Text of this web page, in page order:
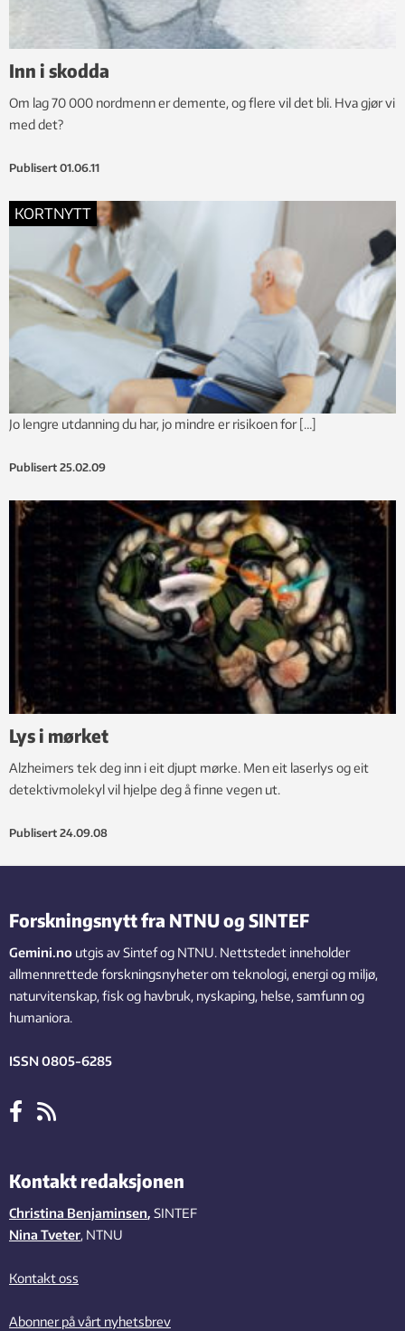
Inn i skodda
Om lag 70 000 nordmenn er demente, og flere vil det bli. Hva gjør vi
med det?
Publisert 01.06.11
KORTNYTT
Jo lengre utdanning du har, jo mindre er risikoen for […]
Publisert 25.02.09
Lys i mørket
Alzheimers tek deg inn i eit djupt mørke. Men eit laserlys og eit
detektivmolekyl vil hjelpe deg å finne vegen ut.
Publisert 24.09.08
Forskningsnytt fra NTNU og SINTEF
Gemini.no utgis av Sintef og NTNU. Nettstedet inneholder
allmennrettede forskningsnyheter om teknologi, energi og miljø,
naturvitenskap, fisk og havbruk, nyskaping, helse, samfunn og
humaniora.
ISSN 0805-6285
Kontakt redaksjonen
Christina Benjaminsen, SINTEF
Nina Tveter, NTNU
Kontakt oss
Abonner på vårt nyhetsbrev